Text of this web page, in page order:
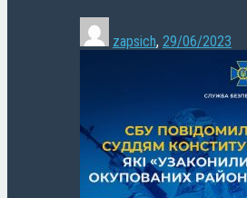
zapsich, 29/06/2023